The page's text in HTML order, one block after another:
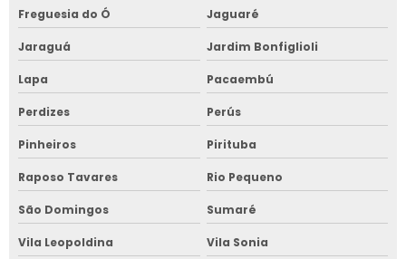
Freguesia do Ó Jaguaré
Jaraguá Jardim Bonfiglioli
Lapa Pacaembú
Perdizes Perús
Pinheiros Pirituba
Raposo Tavares Rio Pequeno
São Domingos Sumaré
Vila Leopoldina
Vila Sonia